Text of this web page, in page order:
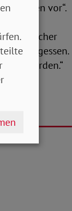
„außen vor“.
die
gleicher
vergessen.
werden.“